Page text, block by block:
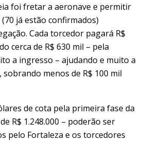
foi fretar a aeronave e permitir
já estão confirmados)
Cada torcedor pagará R$
cerca de R$ 630 mil – pela
a ingresso – ajudando e muito a
menos de R$ 100 mil
de cota pela primeira fase da
R$ 1.248.000 – poderão ser
pelo Fortaleza e os torcedores